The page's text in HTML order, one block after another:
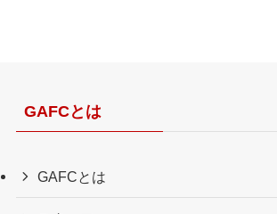
GAFCとは
GAFCとは